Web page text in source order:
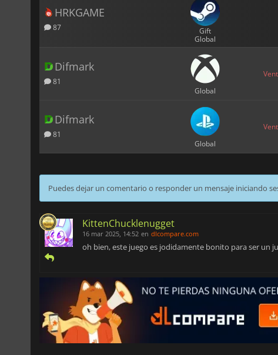
HRKGAME
87
Gift
Global
Difmark
81
Global
Difmark
81
Global
Puedes dejar un comentario o responder un mensaje iniciando
KittenChucklenugget
16 mar 2025, 14:52 en dlcompare.com
oh bien, este juego es jodidamente bonito para ser un